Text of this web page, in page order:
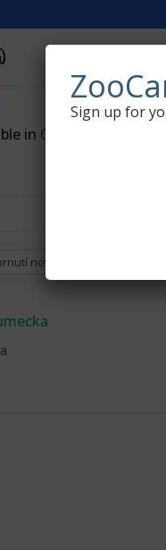
in Czech
Sign up for